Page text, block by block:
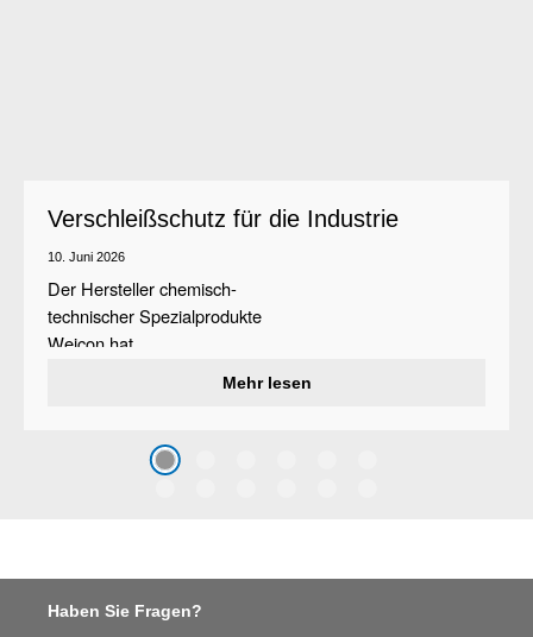
Verschleißschutz für die Industrie
10. Juni 2026
Der Hersteller chemisch-
technischer Spezialprodukte
Weicon hat
entwickelt, das Oberflächen
schützt, der durch den Aufprall
grober Partikel verursacht wird
Mehr lesen
Haben Sie Fragen?